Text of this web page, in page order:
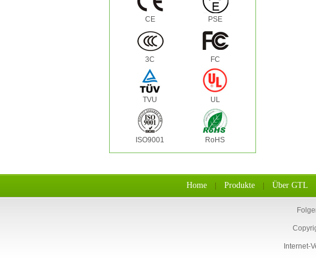
CE PSE
3C FC
TVU UL
ISO9001 RoHS
Home Produkte Über GTL
Internet-